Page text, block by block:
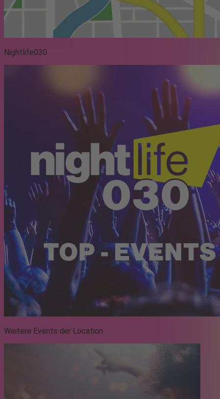
Nightlife030
Weitere Events der Location